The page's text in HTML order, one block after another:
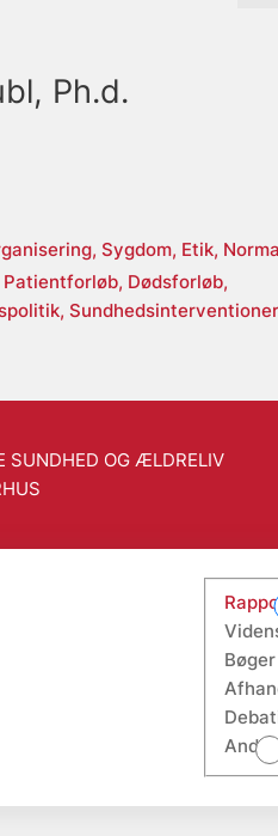
Ph.d.
Sygdom, Etik,
Patientforløb, Dødsforløb,
SUNDHED OG ÆLDRELIV
Andet